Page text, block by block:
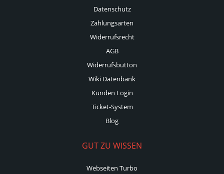
Datenschutz
Zahlungsarten
Widerrufsrecht
AGB
Widerrufsbutton
Wiki Datenbank
Kunden Login
Ticket-System
Blog
GUT ZU WISSEN
Webseiten Turbo